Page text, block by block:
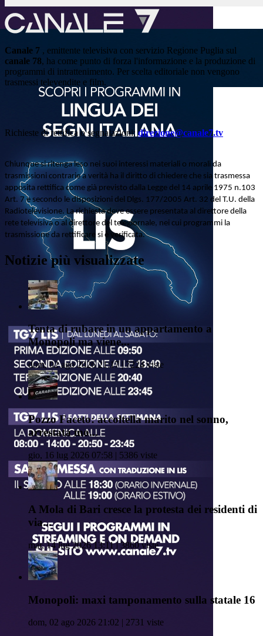
Canale 7 , emittente televisiva con servizio Regione Puglia sul
canale 78, ha come punto di forza l'informazione e la produzione di
programmi di intrattenimento. Per scelta editoriale non vengono
trasmessi televendite e film.
Richieste di rettifica o segnalazioni: direzione@canale7.tv
Chiunque si ritenga leso nei suoi interessi materiali o morali da
trasmissioni contrarie a verità ha il diritto di chiedere che sia trasmessa
apposita rettifica come già previsto dalla Legge del 14 aprile 1975 n.103
Art. 7 e secondo le disposizioni del Dlgs. 177/2005 Art. 32 del T.U. della
Radiotelevisione. La richiesta deve essere presentata al direttore della
rete televisiva o al direttore del telegiornale, nei cui programmi la
trasmissione da rettificare si è verificata.
Notizie più visualizzate
Tenta di rubare in un appartamento a
Monopoli ma viene...
dom, 02 ago 2026 21:17 | 7224 viste
Pozzo Faceto: accoltella marito nel sonno,
arrestata mo...
gio, 16 lug 2026 07:58 | 5386 viste
A Mola di Bari cresce la protesta dei residenti di
via...
mar, 14 lug 2026 13:11 | 3860 viste
Monopoli: maxi tamponamento sulla statale 16
dom, 02 ago 2026 21:02 | 2731 viste